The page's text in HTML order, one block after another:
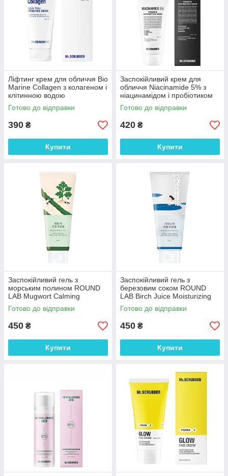
Ліфтинг крем для обличчя Bio
Marine Collagen з колагеном і
клітинною водою
Mr.SCRUBBER, 50 г
Готово до відправки
390 ₴
Купити
Заспокійливий крем для
обличчя Niacinamide 5% з
ніацинамідом і пробіотиком
Mr.SCRUBBER 50 мл
Готово до відправки
420 ₴
Купити
Заспокійливий гель з
морським полином ROUND
LAB Mugwort Calming
Soothing Gel 150 мл
Готово до відправки
450 ₴
Купити
Заспокійливий гель з
березовим соком ROUND
LAB Birch Juice Moisturizing
Soothing Gel 150 мл
Готово до відправки
450 ₴
Купити